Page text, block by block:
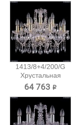
1413/8+4/200/G
Хрустальная
подвесная...
64 763 ₽